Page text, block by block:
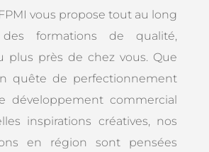
vous propose tout au long
formations de qualité,
plus près de chez vous. Que
quête de perfectionnement
développement commercial
inspirations créatives, nos
en région sont pensées